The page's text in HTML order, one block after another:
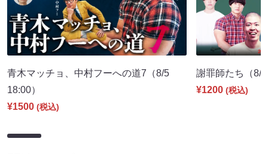
青木マッチョ、中村フーへの道7（8/5
18:00）
¥1500 (税込)
謝罪師たち（
¥1200 (税込)